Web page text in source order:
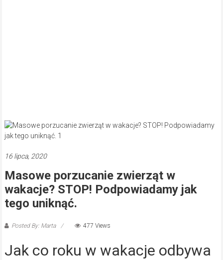
16 lipca, 2020
Masowe porzucanie zwierząt w
wakacje? STOP! Podpowiadamy jak
tego uniknąć.
Posted By: Marta 477 Views
Jak co roku w wakacje odbywa